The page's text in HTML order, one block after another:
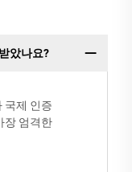
았나요?
국제 인증
장 엄격한